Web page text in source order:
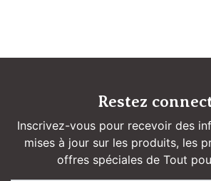
Restez
Inscrivez-vous pour recevoir des
mises à jour sur les produits, les
offres spéciales de Tout